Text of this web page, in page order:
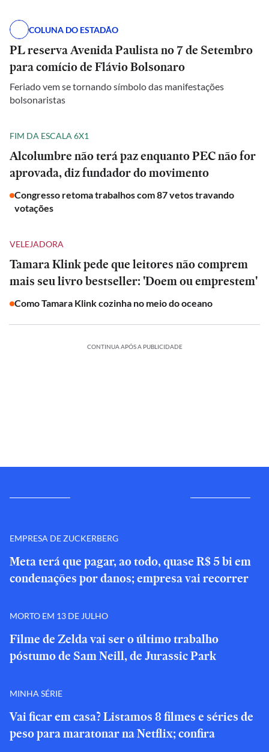
COLUNA DO ESTADÃO
PL reserva Avenida Paulista no 7 de Setembro
para comício de Flávio Bolsonaro
Feriado vem se tornando símbolo das manifestações
bolsonaristas
FIM DA ESCALA 6X1
Alcolumbre não terá paz enquanto PEC não for
aprovada, diz fundador do movimento
Congresso retoma trabalhos com 87 vetos travando
votações
VELEJADORA
Tamara Klink pede que leitores não comprem
mais seu livro bestseller: 'Doem ou emprestem'
Como Tamara Klink cozinha no meio do oceano
CONTINUA APÓS A PUBLICIDADE
EMPRESA DE ZUCKERBERG
Meta terá que pagar, ao todo, quase R$ 5 bi em
condenações por danos; empresa vai recorrer
MORTO EM 13 DE JULHO
Filme de Zelda vai ser o último trabalho
póstumo de Sam Neill, de Jurassic Park
MINHA SÉRIE
Vai ficar em casa? Listamos 8 filmes e séries de
peso para maratonar na Netflix; confira